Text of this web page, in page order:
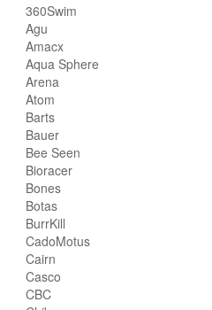
360Swim
Agu
Amacx
Aqua Sphere
Arena
Atom
Barts
Bauer
Bee Seen
Bioracer
Bones
Botas
BurrKill
CadoMotus
Cairn
Casco
CBC